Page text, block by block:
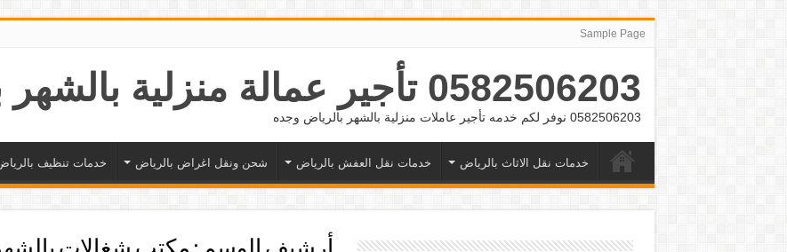
Sample Page
0582506203 تأجير عمالة منزلية بالشهر بالرياض وجده
0582506203 نوفر لكم خدمه تأجير عاملات منزلية بالشهر بالرياض وجده
خدمات نقل الاثاث بالرياض خدمات نقل العفش بالرياض شحن ونقل اغراض بالرياض خدمات تنظيف